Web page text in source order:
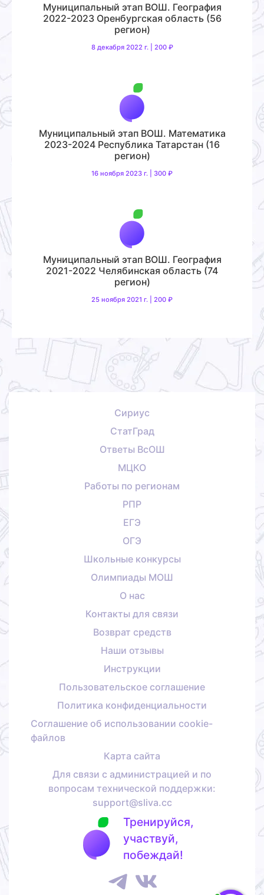
Муниципальный этап ВОШ. География
2022-2023 Оренбургская область (56
регион)
8 декабря 2022 г. | 200 ₽
Муниципальный этап ВОШ. Математика
2023-2024 Республика Татарстан (16
регион)
16 ноября 2023 г. | 300 ₽
Муниципальный этап ВОШ. География
2021-2022 Челябинская область (74
регион)
25 ноября 2021 г. | 200 ₽
Сириус
СтатГрад
Ответы ВсОШ
МЦКО
Работы по регионам
РПР
ЕГЭ
ОГЭ
Школьные конкурсы
Олимпиады МОШ
О нас
Контакты для связи
Возврат средств
Наши отзывы
Инструкции
Пользовательское соглашение
Политика конфиденциальности
Соглашение об использовании cookie-
файлов
Карта сайта
Для связи с администрацией и по
вопросам технической поддержки:
support@sliva.cc
Тренируйся,
участвуй,
побеждай!